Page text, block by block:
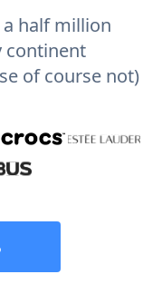
a half million
continent
of course not)